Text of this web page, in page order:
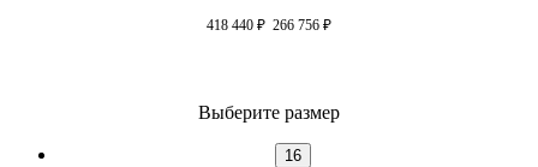
418 440 ₽ 266 756 ₽
Выберите размер
16